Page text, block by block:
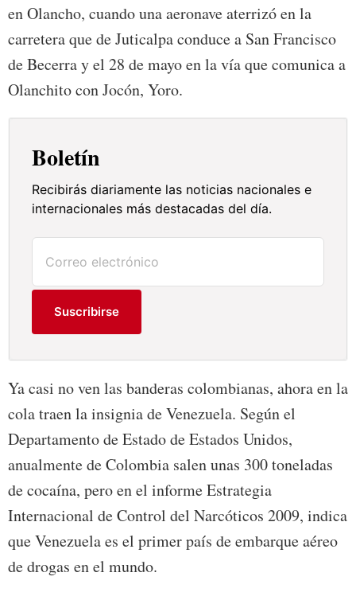
en Olancho, cuando una aeronave aterrizó en la
carretera que de Juticalpa conduce a San Francisco
de Becerra y el 28 de mayo en la vía que comunica a
Olanchito con Jocón, Yoro.
Boletín
Recibirás diariamente las noticias nacionales e
internacionales más destacadas del día.
Suscribirse
Ya casi no ven las banderas colombianas, ahora en la
cola traen la insignia de Venezuela. Según el
Departamento de Estado de Estados Unidos,
anualmente de Colombia salen unas 300 toneladas
de cocaína, pero en el informe Estrategia
Internacional de Control del Narcóticos 2009, indica
que Venezuela es el primer país de embarque aéreo
de drogas en el mundo.